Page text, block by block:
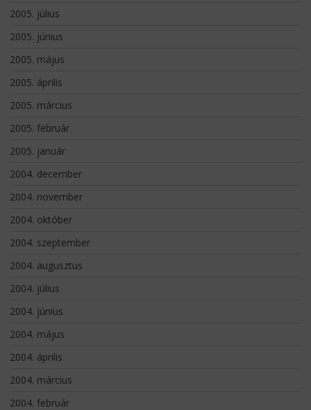
2005. július
2005. június
2005. május
2005. április
2005. március
2005. február
2005. január
2004. december
2004. november
2004. október
2004. szeptember
2004. augusztus
2004. július
2004. június
2004. május
2004. április
2004. március
2004. február